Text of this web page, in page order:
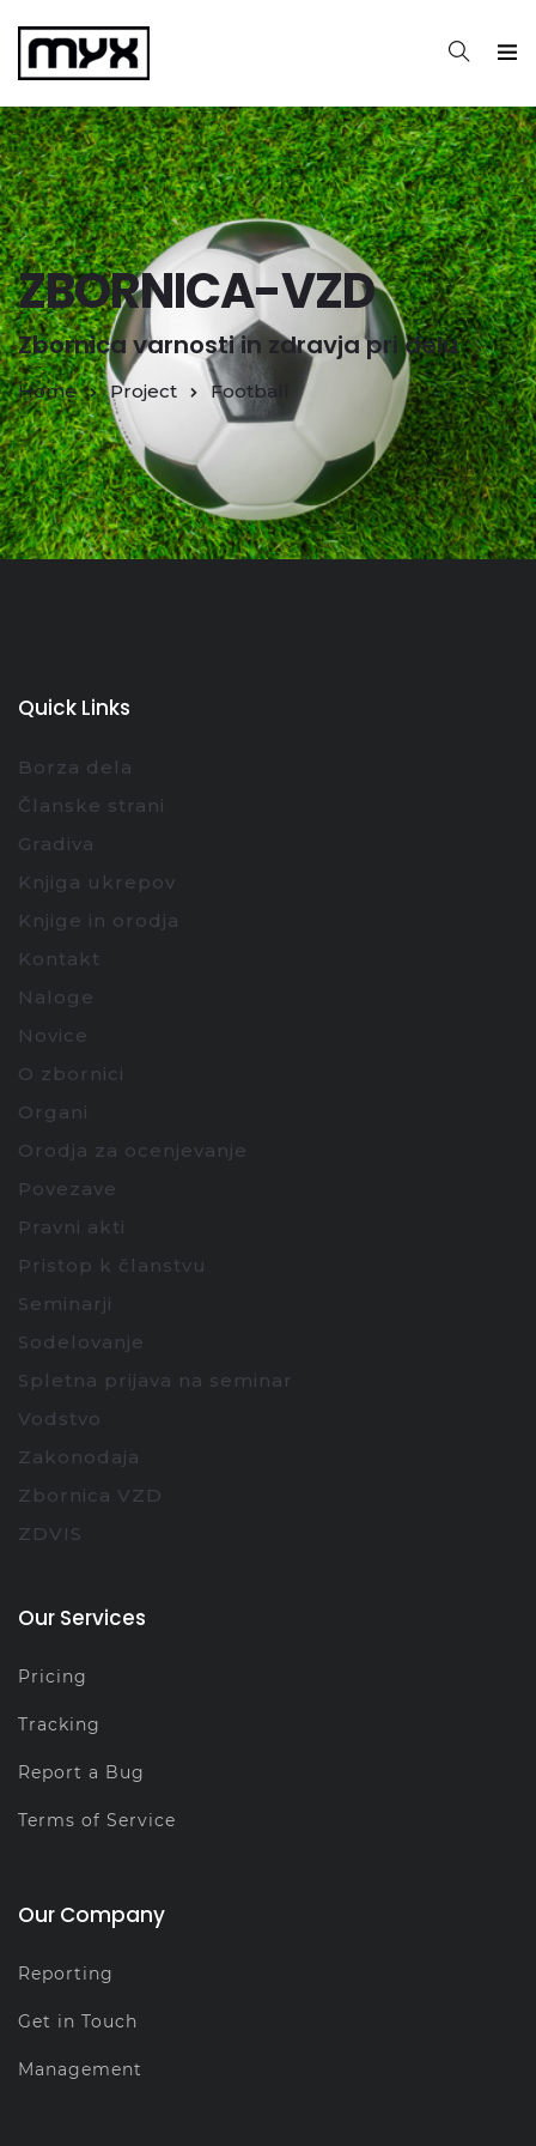
ZBORNICA-VZD
Zbornica varnosti in zdravja pri delu
Home Project Football
Quick Links
Borza dela
Članske strani
Gradiva
Knjiga ukrepov
Knjige in orodja
Kontakt
Naloge
Novice
O zbornici
Organi
Orodja za ocenjevanje
Povezave
Pravni akti
Pristop k članstvu
Seminarji
Sodelovanje
Spletna prijava na seminar
Vodstvo
Zakonodaja
Zbornica VZD
ZDVIS
Our Services
Pricing
Tracking
Report a Bug
Terms of Service
Our Company
Reporting
Get in Touch
Management